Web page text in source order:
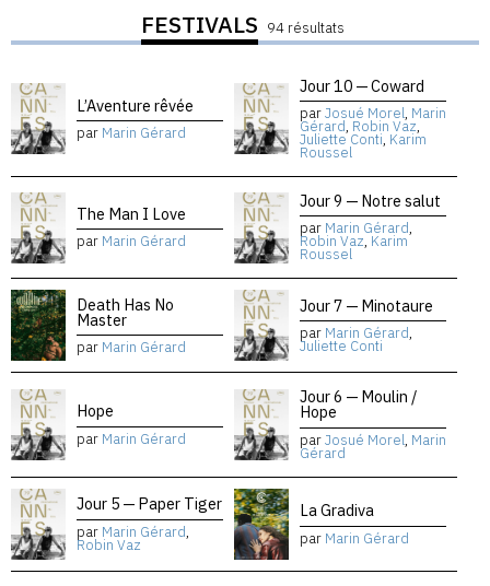
FESTIVALS 94 résultats
L’Aventure rêvée
par Marin Gérard
Jour 10 — Coward
parJosué Morel, Marin
Gérard, Robin Vaz,
Juliette Conti, Karim
Roussel
The Man I Love
par Marin Gérard
Jour 9 — Notre salut
par Marin Gérard,
Robin Vaz, Karim
Roussel
Death Has No
Master
par Marin Gérard
Jour 7 — Minotaure
par Marin Gérard,
Juliette Conti
Hope
par Marin Gérard
Jour 6 — Moulin /
Hope
parJosué Morel, Marin
Gérard
Jour 5 — Paper Tiger
par Marin Gérard,
Robin Vaz
La Gradiva
par Marin Gérard